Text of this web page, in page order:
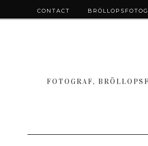
FOTOGRAF,
CONTACT